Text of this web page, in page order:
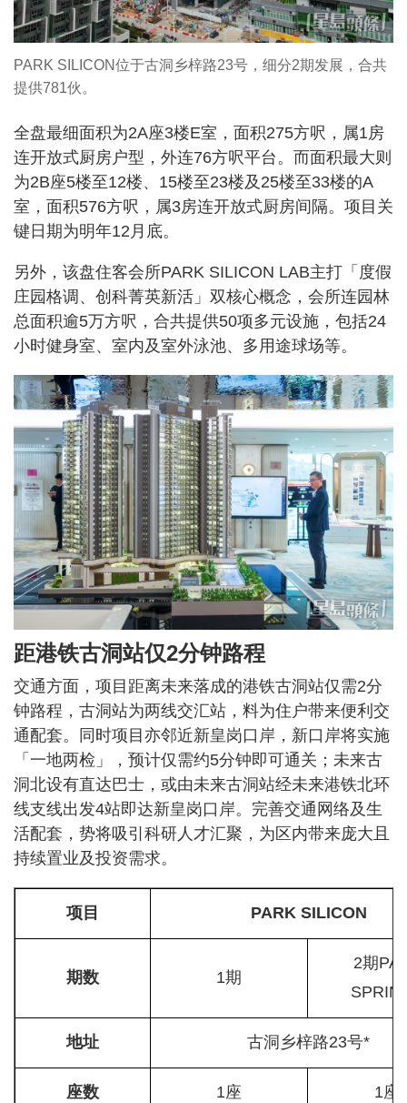
PARK SILICON位于古洞乡梓路23号，细分2期发展，合共
提供781伙。
全盘最细面积为2A座3楼E室，面积275方呎，属1房
连开放式厨房户型，外连76方呎平台。而面积最大则
为2B座5楼至12楼、15楼至23楼及25楼至33楼的A
室，面积576方呎，属3房连开放式厨房间隔。项目关
键日期为明年12月底。
另外，该盘住客会所PARK SILICON LAB主打「度假
庄园格调、创科菁英新活」双核心概念，会所连园林
总面积逾5万方呎，合共提供50项多元设施，包括24
小时健身室、室内及室外泳池、多用途球场等。
距港铁古洞站仅2分钟路程
交通方面，项目距离未来落成的港铁古洞站仅需2分
钟路程，古洞站为两线交汇站，料为住户带来便利交
通配套。同时项目亦邻近新皇岗口岸，新口岸将实施
「一地两检」，预计仅需约5分钟即可通关；未来古
洞北设有直达巴士，或由未来古洞站经未来港铁北环
线支线出发4站即达新皇岗口岸。完善交通网络及生
活配套，势将吸引科研人才汇聚，为区内带来庞大且
持续置业及投资需求。
项目 PARK SILICON
期数 1期
2期
地址 古洞乡梓路23号*
座数 1座 1座